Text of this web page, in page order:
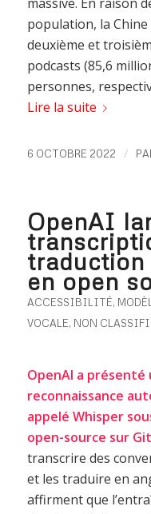
population, la
deuxième et
podcasts (85,6
personnes,
Lire la suite
6 OCTOBRE 2022 /
OpenAI
en open
ACCESSIBILITÉ,
VOCALE, NON
OpenAI a présenté
reconnaissance
appelé Whisper
open-source sur
transcrire des
et les traduire en
affirment que